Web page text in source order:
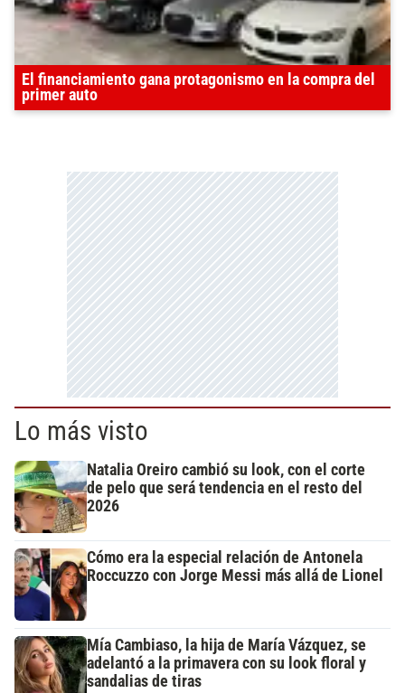
El financiamiento gana protagonismo en la compra del
primer auto
Lo más visto
Natalia Oreiro cambió su look, con el corte
de pelo que será tendencia en el resto del
2026
Cómo era la especial relación de Antonela
Roccuzzo con Jorge Messi más allá de Lionel
Mía Cambiaso, la hija de María Vázquez, se
adelantó a la primavera con su look floral y
sandalias de tiras